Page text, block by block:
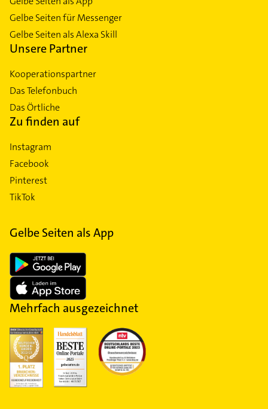
Gelbe Seiten für Messenger
Gelbe Seiten als Alexa Skill
Unsere Partner
Kooperationspartner
Das Telefonbuch
Das Örtliche
Zu finden auf
Instagram
Facebook
Pinterest
TikTok
Gelbe Seiten als App
Mehrfach ausgezeichnet